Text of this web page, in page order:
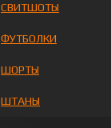
СВИТШОТЫ
ФУТБОЛКИ
ШОРТЫ
ШТАНЫ